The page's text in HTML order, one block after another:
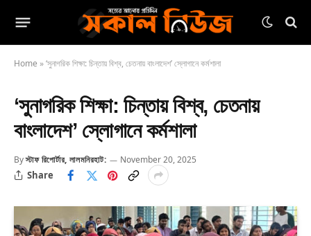
Home »‘সুনাগরিক শিক্ষা: চিন্তায় বিশ্ব, চেতনায় বাংলাদেশ’ স্লোগানে কর্মশালা
‘সুনাগরিক শিক্ষা: চিন্তায় বিশ্ব, চেতনায়
বাংলাদেশ’ স্লোগানে কর্মশালা
Byস্টাফ রিপোর্টার, লালমনিরহাট: November 20, 2025
Share